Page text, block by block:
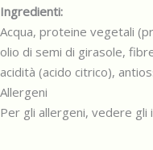
Ingredienti:
Acqua, proteine vegetali
olio di semi di girasole,
acidità (acido citrico),
Allergeni
Per gli allergeni, vedere